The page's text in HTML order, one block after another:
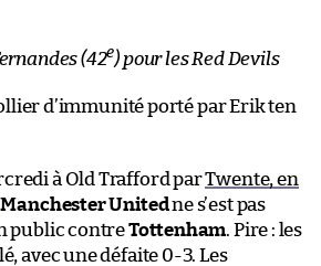
(42e) pour les Red Devils
d’immunité porté par Erik ten
à Old Trafford parTwente, en
Manchester Unitedne s’est pas
public contreTottenham. Pire : les
avec une défaite 0-3. Les